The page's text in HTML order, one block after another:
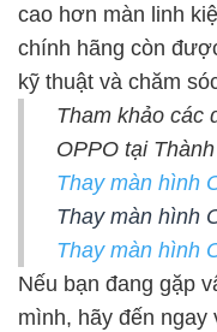
cao hơn màn linh
chính hãng còn
kỹ thuật và chăm
Tham khảo các
OPPO tại
Thay màn hình
Thay màn hình
Thay màn hình
Nếu bạn đang gặp
mình, hãy đến ngay